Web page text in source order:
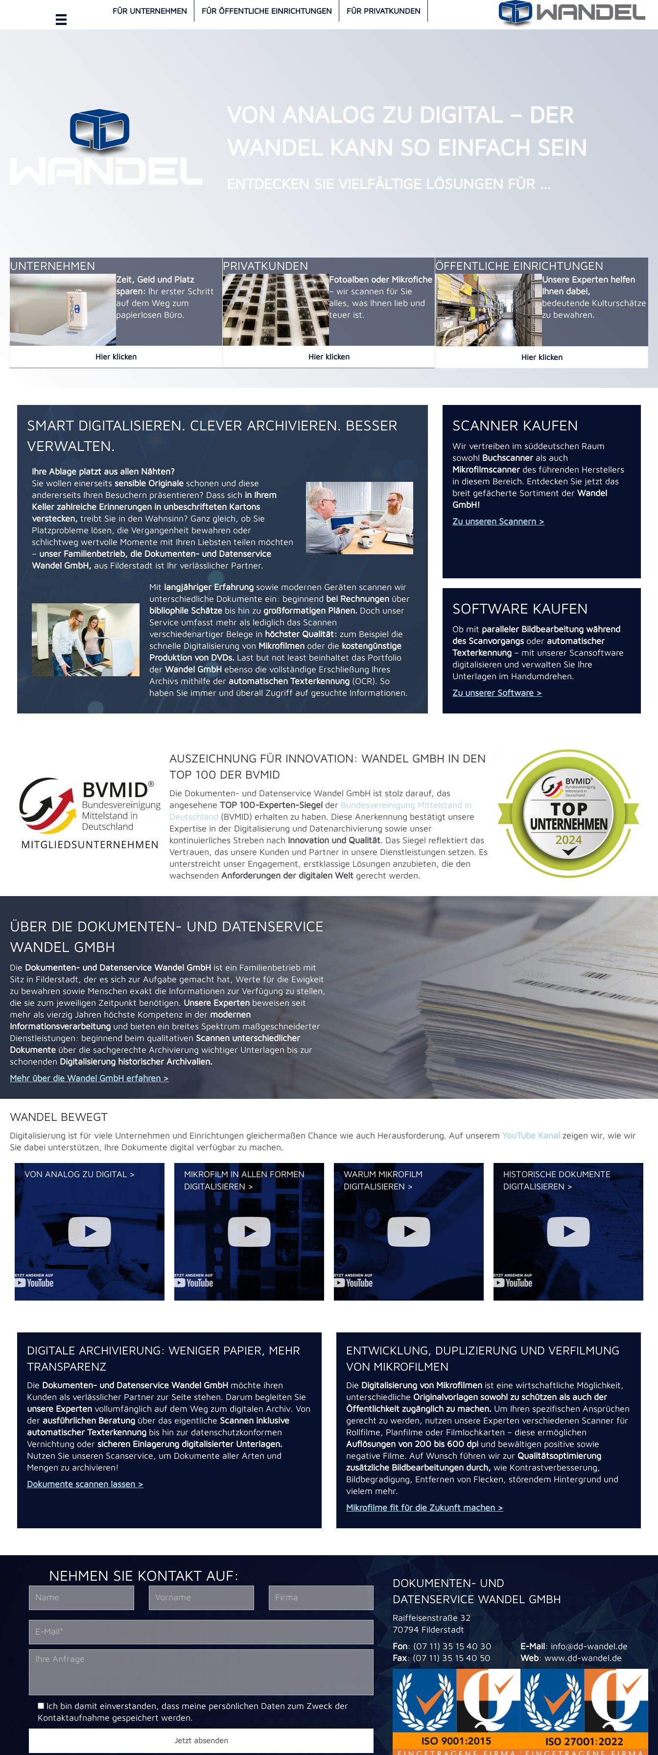
FÜR UNTERNEHMEN FÜR ÖFFENTLICHE EINRICHTUNGEN FÜR PRIVATKUNDEN
VON ANALOG ZU DIGITAL – DER
WANDEL KANN SO EINFACH SEIN
ENTDECKEN SIE VIELFÄLTIGE LÖSUNGEN FÜR …
UNTERNEHMEN
Zeit, Geld und Platz
sparen: Ihr erster Schritt
auf dem Weg zum
papierlosen Büro.
Hier klicken
PRIVATKUNDEN
Fotoalben oder Mikrofiche
– wir scannen für Sie
alles, was Ihnen lieb und
teuer ist.
Hier klicken
ÖFFENTLICHE EINRICHTUNGEN
Unsere Experten helfen
Ihnen dabei,
bedeutende Kulturschätze
zu bewahren.
Hier klicken
SMART DIGITALISIEREN. CLEVER ARCHIVIEREN. BESSER
VERWALTEN.
Ihre Ablage platzt aus allen Nähten?
Sie wollen einerseits sensible Originale schonen und diese
andererseits Ihren Besuchern präsentieren? Dass sich in Ihrem
Keller zahlreiche Erinnerungen in unbeschrifteten Kartons
verstecken, treibt Sie in den Wahnsinn? Ganz gleich, ob Sie
Platzprobleme lösen, die Vergangenheit bewahren oder
schlichtweg wertvolle Momente mit Ihren Liebsten teilen möchten
– unser Familienbetrieb, die Dokumenten- und Datenservice
Wandel GmbH, aus Filderstadt ist Ihr verlässlicher Partner.
Mit langjähriger Erfahrung sowie modernen Geräten scannen wir
unterschiedliche Dokumente ein: beginnend bei Rechnungen über
bibliophile Schätze bis hin zu großformatigen Plänen. Doch unser
Service umfasst mehr als lediglich das Scannen
verschiedenartiger Belege in höchster Qualität: zum Beispiel die
schnelle Digitalisierung von Mikrofilmen oder die kostengünstige
Produktion von DVDs. Last but not least beinhaltet das Portfolio
der Wandel GmbH ebenso die vollständige Erschließung Ihres
Archivs mithilfe der automatischen Texterkennung (OCR). So
haben Sie immer und überall Zugriff auf gesuchte Informationen.
SCANNER KAUFEN
Wir vertreiben im süddeutschen Raum
sowohl Buchscanner als auch
Mikrofilmscanner des führenden Herstellers
in diesem Bereich. Entdecken Sie jetzt das
breit gefächerte Sortiment derWandel
GmbH!
Zu unseren Scannern >
SOFTWARE KAUFEN
Ob mit paralleler Bildbearbeitung während
des Scanvorgangs oder automatischer
Texterkennung – mit unserer Scansoftware
digitalisieren und verwalten Sie Ihre
Unterlagen im Handumdrehen.
Zu unserer Software >
AUSZEICHNUNG FÜR INNOVATION: WANDEL GMBH IN DEN
TOP 100 DER BVMID
Die Dokumenten- und Datenservice Wandel GmbH ist stolz darauf, das
angesehene TOP 100-Experten-Siegel der Bundesvereinigung Mittelstand in
Deutschland (BVMID) erhalten zu haben. Diese Anerkennung bestätigt unsere
Expertise in der Digitalisierung und Datenarchivierung sowie unser
kontinuierliches Streben nach Innovation und Qualität. Das Siegel reflektiert das
Vertrauen, das unsere Kunden und Partner in unsere Dienstleistungen setzen. Es
unterstreicht unser Engagement, erstklassige Lösungen anzubieten, die den
wachsenden Anforderungen der digitalen Welt gerecht werden.
ÜBER DIE DOKUMENTEN- UND DATENSERVICE
WANDEL GMBH
Die Dokumenten- und Datenservice Wandel GmbH ist ein Familienbetrieb mit
Sitz in Filderstadt, der es sich zur Aufgabe gemacht hat, Werte für die Ewigkeit
zu bewahren sowie Menschen exakt die Informationen zur Verfügung zu stellen,
die sie zum jeweiligen Zeitpunkt benötigen. Unsere Experten beweisen seit
mehr als vierzig Jahren höchste Kompetenz in der modernen
Informationsverarbeitung und bieten ein breites Spektrum maßgeschneiderter
Dienstleistungen: beginnend beim qualitativen Scannen unterschiedlicher
Dokumente über die sachgerechte Archivierung wichtiger Unterlagen bis zur
schonenden Digitalisierung historischer Archivalien.
Mehr über die Wandel GmbH erfahren >
WANDEL BEWEGT
Digitalisierung ist für viele Unternehmen und Einrichtungen gleichermaßen Chance wie auch Herausforderung. Auf unserem YouTube Kanal zeigen wir, wie wir
Sie dabei unterstützen, Ihre Dokumente digital verfügbar zu machen.
VON ANALOG ZU DIGITAL >
MIKROFILM IN ALLEN FORMEN
DIGITALISIEREN >
WARUM MIKROFILM
DIGITALISIEREN >
HISTORISCHE DOKUMENTE
DIGITALISIEREN >
DIGITALE ARCHIVIERUNG: WENIGER PAPIER, MEHR
TRANSPARENZ
Die Dokumenten- und Datenservice Wandel GmbH möchte ihren
Kunden als verlässlicher Partner zur Seite stehen. Darum begleiten Sie
unsere Experten vollumfänglich auf dem Weg zum digitalen Archiv. Von
der ausführlichen Beratung über das eigentliche Scannen inklusive
automatischer Texterkennung bis hin zur datenschutzkonformen
Vernichtung oder sicheren Einlagerung digitalisierter Unterlagen.
Nutzen Sie unseren Scanservice, um Dokumente aller Arten und
Mengen zu archivieren!
Dokumente scannen lassen >
ENTWICKLUNG, DUPLIZIERUNG UND VERFILMUNG
VON MIKROFILMEN
Die Digitalisierung von Mikrofilmen ist eine wirtschaftliche Möglichkeit,
unterschiedliche Originalvorlagen sowohl zu schützen als auch der
Öffentlichkeit zugänglich zu machen. Um Ihren spezifischen Ansprüchen
gerecht zu werden, nutzen unsere Experten verschiedenen Scanner für
Rollfilme, Planfilme oder Filmlochkarten – diese ermöglichen
Auflösungen von 200 bis 600 dpi und bewältigen positive sowie
negative Filme. Auf Wunsch führen wir zur Qualitätsoptimierung
zusätzliche Bildbearbeitungen durch, wie Kontrastverbesserung,
Bildbegradigung, Entfernen von Flecken, störendem Hintergrund und
vielem mehr.
Mikrofilme fit für die Zukunft machen >
NEHMEN SIE KONTAKT AUF:
Ich bin damit einverstanden, dass meine persönlichen Daten zum Zweck der
Kontaktaufnahme gespeichert werden.
DOKUMENTEN- UND
DATENSERVICE WANDEL GMBH
Raiffeisenstraße 32
70794 Filderstadt
Fon: (07 11) 35 15 40 30
Fax: (07 11) 35 15 40 50
E-Mail: info@dd-wandel.de
Web: www.dd-wandel.de